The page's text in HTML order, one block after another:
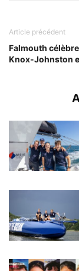
Article précédent
Falmouth
Knox-Johnston